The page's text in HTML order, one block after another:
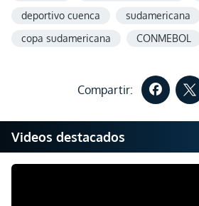
deportivo cuenca
sudamericana
copa sudamericana
CONMEBOL
Compartir:
Videos destacados